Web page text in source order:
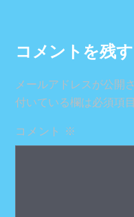
コメントを残す
メールアドレスが公開
付いている欄は必須項
コメント ※